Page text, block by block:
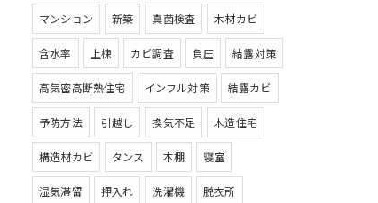
マンション 新築 真菌検査 木材カビ
含水率 上棟 カビ調査 負圧 結露対策
高気密高断熱住宅 インフル対策 結露カビ
予防方法 引越し 換気不足 木造住宅
構造材カビ タンス 本棚 寝室
湿気滞留 押入れ 洗濯機 脱衣所